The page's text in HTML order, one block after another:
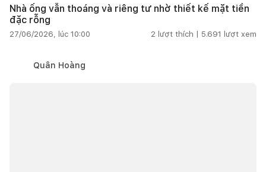
Nhà ống vẫn thoáng và riêng tư nhờ thiết kế mặt tiền
đặc rỗng
27/06/2026, lúc 10:00 2 lượt thích | 5.691 lượt xem
Quân Hoàng